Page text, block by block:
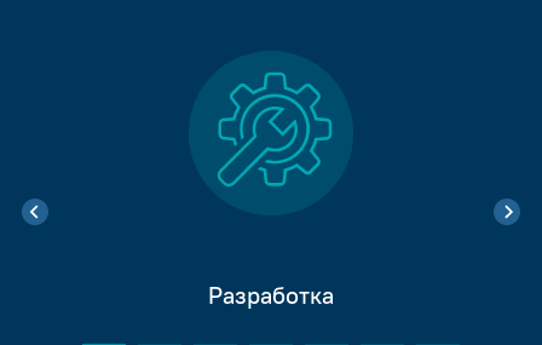
Разработка